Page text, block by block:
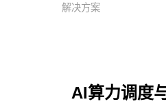
解决方案
AI算力调度